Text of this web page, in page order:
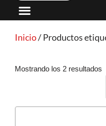
Inicio/ Productos
Mostrando los 2 resultados